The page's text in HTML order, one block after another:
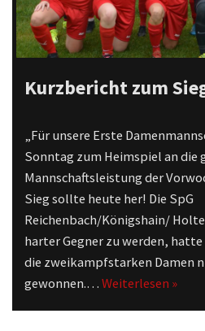
Kurzbericht zum
„Für unsere Erste
Sonntag zum Heimspiel an die
Mannschaftsleistung der
Sieg sollte heute her! Die SpG
Reichenbach/Königshain/
harter Gegner zu werden,
die zweikampfstarken Damen
gewonnen.…Weiterlesen »